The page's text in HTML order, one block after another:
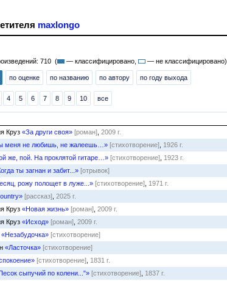
maxlongo
710 (
— классифицировано, — не классифицировано)
по оценке по названию по автору по году выхода
4 5 6 7 8 9 10 все
Круз «За други своя» [роман] 2009 г.
меня не любишь, не жалеешь…» [стихотворение] 1926 г.
же, пой. На проклятой гитаре…» [стихотворение] 1923 г.
ты загнан и забит...» [отрывок]
рожу полощет в луже...» [стихотворение] 1971 г.
[рассказ] 2025 г.
Круз «Новая жизнь» [роман] 2009 г.
Круз «Исход» [роман] 2009 г.
«Незабудочка» [стихотворение]
«Ласточка» [стихотворение]
[стихотворение] 1831 г.
сыпучий по колени..."» [стихотворение] 1837 г.